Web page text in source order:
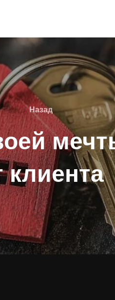
Назад
Назад
клиента